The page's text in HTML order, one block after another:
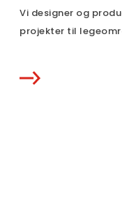
Vi designer og
projekter til